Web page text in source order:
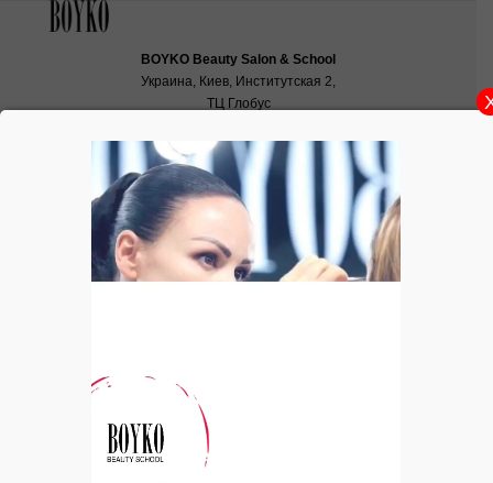
BOYKO Beauty Salon & School
Украина, Киев, Институтская 2,
ТЦ Глобус